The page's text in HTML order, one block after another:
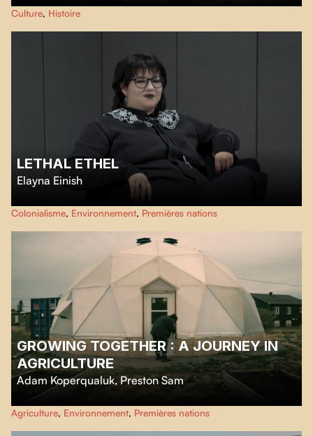
Conçu à partir d’archives diverses produites dans les sept dernières
décennies, cet hommage ludique offre un trajet personnel, non linéaire et
fragmenté dans la mémoire intime et collective du Liban.
Culture, Histoire
LETHAL ETHEL
Elayna Einish
Ethel Mortelleest un documentaire fictif mêlant horreur et humour,
retraçant l'histoire d'une vampire naskapie qui tue pour protéger sa terre et
sa culture.
Colonialisme, Environnement, Premières nations
GROWING TOGETHER : A JOURNEY IN
AGRICULTURE
Adam Koperqualuk,Preston Sam
Preston et Adam cultivent sous un dôme géodésique malgré les rigueurs du
climat nordique, offrant leurs récoltes à leur communauté et transmettant
un savoir-faire essentiel vers l'autosuffisance alimentaire.
Agriculture, Environnement, Premières nations